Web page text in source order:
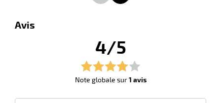
Avis
4/5
Note globale sur1 avis